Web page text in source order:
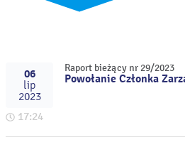
06
lip
2023
17:24
Raport bieżący nr 29/2023
Powołanie Członka